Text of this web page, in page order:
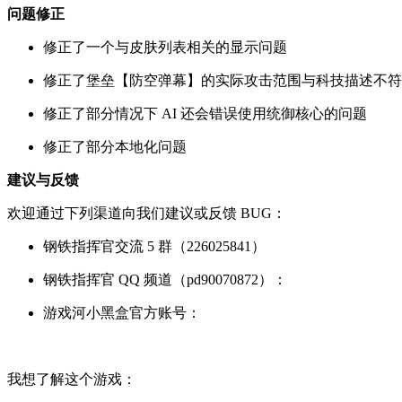
问题修正
修正了一个与皮肤列表相关的显示问题
修正了堡垒【防空弹幕】的实际攻击范围与科技描述不
修正了部分情况下 AI 还会错误使用统御核心的问题
修正了部分本地化问题
建议与反馈
欢迎通过下列渠道向我们建议或反馈 BUG：
钢铁指挥官交流 5 群（226025841）
钢铁指挥官 QQ 频道（pd90070872）：
游戏河小黑盒官方账号：
我想了解这个游戏：